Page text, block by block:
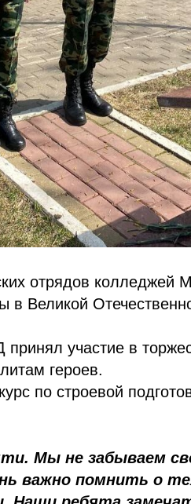
отрядов колледжей
в Великой
принял участие в
героев.
по строевой
Мы не забываем
важно помнить о